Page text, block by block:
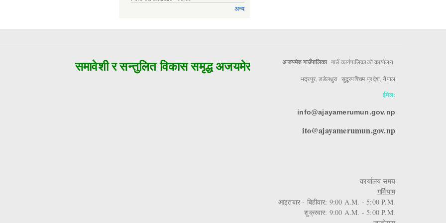
अन्य
समावेशी र सन्तुलित विकास समृद्ध अजयमेरुको मुल आधार!!अजयमेरु गाउँपालिका गाउँ कार्यपालिकाको कार्यालय
भद्रपुर, डडेलधुरा सुदूरपश्चिम प्रदेश, नेपाल
ईमेल:
info@ajayamerumun.gov.np
ito@ajayamerumun.gov.np
कार्यालय समय
गर्मियाम
आइतबार - बिहीवार: 9:00 A.M. - 5:00 P.M.
शुक्रवार: 9:00 A.M. - 5:00 P.M.